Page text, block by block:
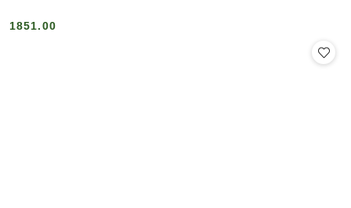
Cena:
1851.00